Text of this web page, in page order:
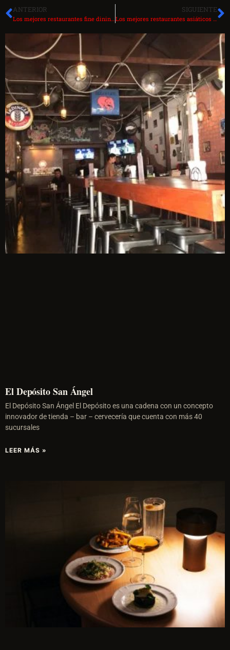
ANTERIOR
Los mejores restaurantes fine dining en CDMX 2026
SIGUIENTE
Los mejores restaurantes asiáticos en CDMX
El Depósito San Ángel
El Depósito San Ángel El Depósito es una cadena con un concepto
innovador de tienda – bar – cervecería que cuenta con más 40
sucursales
LEER MÁS »